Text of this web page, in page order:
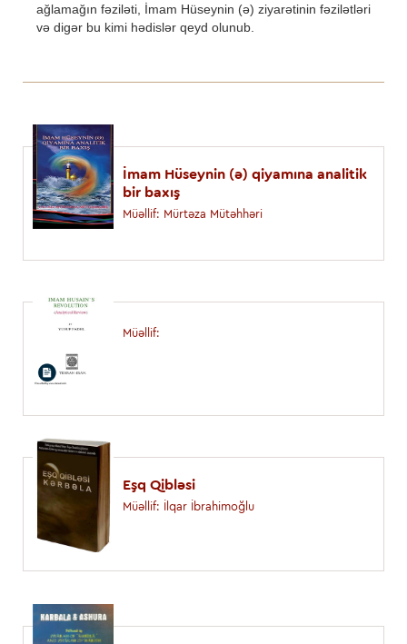
ağlamağın fəziləti, İmam Hüseynin (ə) ziyarətinin fəzilətləri
və digər bu kimi hədislər qeyd olunub.
İmam Hüseynin (ə) qiyamına analitik
bir baxış
Müəllif: Mürtәzа Mütәhhәri
Müəllif:
Eşq Qibləsi
Müəllif: İlqar İbrahimoğlu